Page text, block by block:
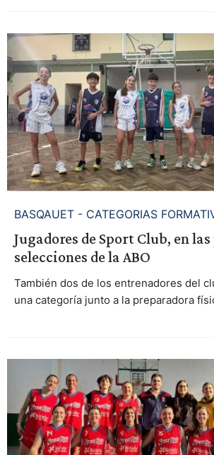
BASQAUET - CATEGORIAS
Jugadores de Sport Club, en
selecciones de la ABO
También dos de los entrenadores del
una categoría junto a la preparadora